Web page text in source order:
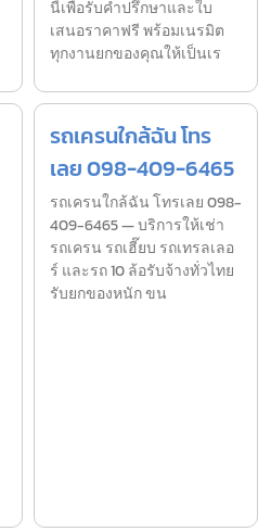
นี้เพื่อรับคำปรึกษาและใบ
เสนอราคาฟรี พร้อมเนรมิต
ทุกงานยกของคุณให้เป็นเร
รถเครนใกล้ฉัน โทร
เลย 098-409-6465
รถเครนใกล้ฉัน โทรเลย 098-
409-6465 — บริการให้เช่า
รถเครน รถเฮี๊ยบ รถเทรลเลอ
ร์ และรถ 10 ล้อรับจ้างทั่วไทย
รับยกของหนัก ขน